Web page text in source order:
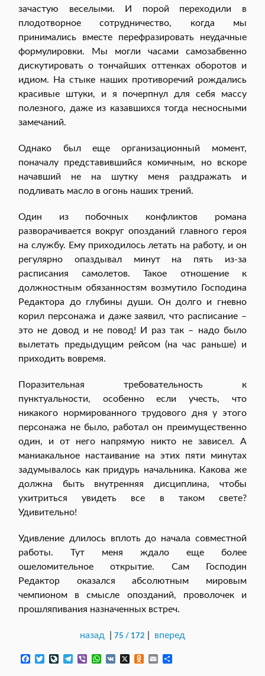
зачастую веселыми. И порой переходили в
плодотворное сотрудничество, когда мы
принимались вместе перефразировать неудачные
формулировки. Мы могли часами самозабвенно
дискутировать о тончайших оттенках оборотов и
идиом. На стыке наших противоречий рождались
красивые штуки, и я почерпнул для себя массу
полезного, даже из казавшихся тогда несносными
замечаний.
Однако был еще организационный момент,
поначалу представившийся комичным, но вскоре
начавший не на шутку меня раздражать и
подливать масло в огонь наших трений.
Один из побочных конфликтов романа
разворачивается вокруг опозданий главного героя
на службу. Ему приходилось летать на работу, и он
регулярно опаздывал минут на пять из-за
расписания самолетов. Такое отношение к
должностным обязанностям возмутило Господина
Редактора до глубины души. Он долго и гневно
корил персонажа и даже заявил, что расписание –
это не довод и не повод! И раз так – надо было
вылетать предыдущим рейсом (на час раньше) и
приходить вовремя.
Поразительная требовательность к
пунктуальности, особенно если учесть, что
никакого нормированного трудового дня у этого
персонажа не было, работал он преимущественно
один, и от него напрямую никто не зависел. А
маниакальное настаивание на этих пяти минутах
задумывалось как придурь начальника. Какова же
должна быть внутренняя дисциплина, чтобы
ухитриться увидеть все в таком свете?
Удивительно!
Удивление длилось вплоть до начала совместной
работы. Тут меня ждало еще более
ошеломительное открытие. Сам Господин
Редактор оказался абсолютным мировым
чемпионом в смысле опозданий, проволочек и
прошляпивания назначенных встреч.
назад 75 / 172 вперед
V
W
V
O